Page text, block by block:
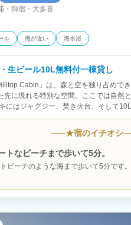
・ 御宿・ 大多喜
ル 海が近い 海水浴
生ビール10L無料付一棟貸し
Cabin」は、森と空を独り占めで
先に現れる特別な空間。ここでは自然
にはジャグジー、焚き火台、そして
冷えたビールを注ぎ、星空や流れ星を
か体験できません。 室内にはレザーソ
理器具・食器も揃っているため自炊も
6名まで宿泊可能。 徒歩5分で海にもア
味わいたい方にも、仲間と特別な時間
★宿のイチオシ
トなビーチまで歩いて5分。
ビーチのような海まで歩いて5分です